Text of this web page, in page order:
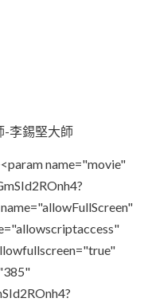
-李錫堅大師
name="movie"